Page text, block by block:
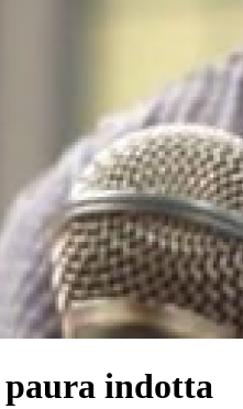
paura indotta